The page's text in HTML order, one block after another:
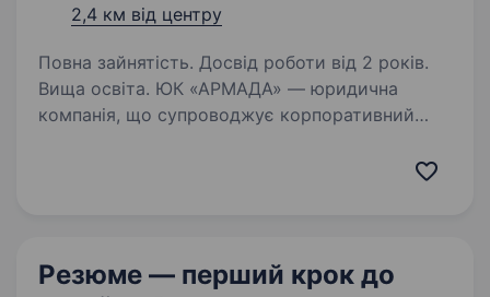
2,4 км від центру
Повна зайнятість. Досвід роботи від 2 років.
Вища освіта. ЮК «АРМАДА» — юридична
компанія, що супроводжує корпоративний
Резюме — перший крок до